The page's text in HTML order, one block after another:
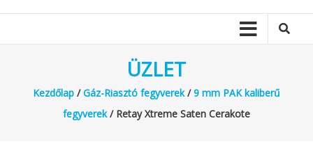
ÜZLET
Kezdőlap/Gáz-Riasztó fegyverek/9 mm PAK kaliberű
fegyverek/ Retay Xtreme Saten Cerakote